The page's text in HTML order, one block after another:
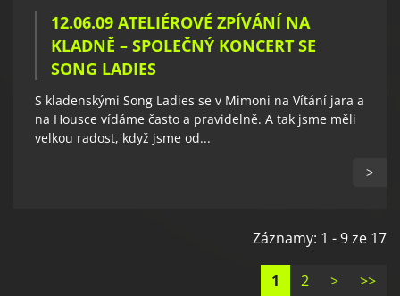
12.06.09 ATELIÉROVÉ ZPÍVÁNÍ NA
KLADNĚ – SPOLEČNÝ KONCERT SE
SONG LADIES
S kladenskými Song Ladies se v Mimoni na Vítání jara a
na Housce vídáme často a pravidelně. A tak jsme měli
velkou radost, když jsme od...
>
Záznamy: 1 - 9 ze 17
1 2 > >>